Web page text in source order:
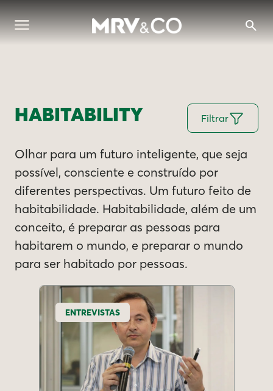
HABITABILITY Filtrar
Olhar para um futuro inteligente, que seja
possível, consciente e construído por
diferentes perspectivas. Um futuro feito de
habitabilidade. Habitabilidade, além de um
conceito, é preparar as pessoas para
habitarem o mundo, e preparar o mundo
para ser habitado por pessoas.
ENTREVISTAS